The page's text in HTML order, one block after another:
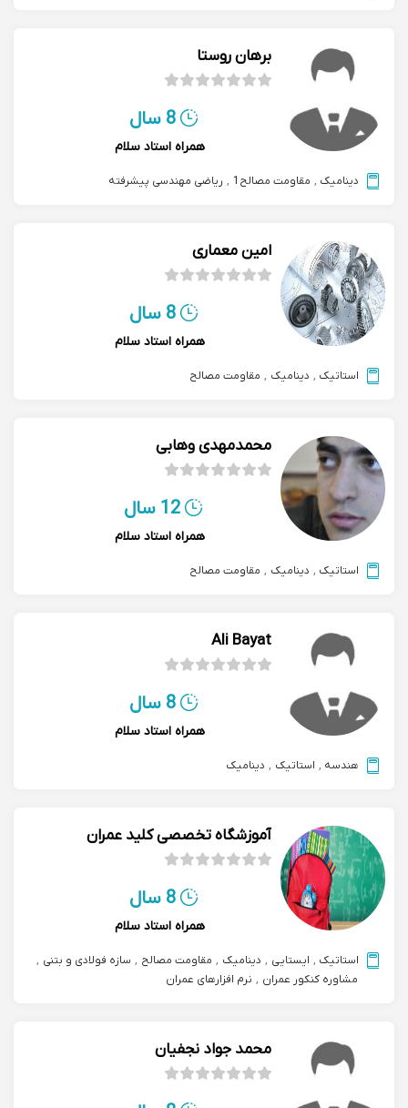
برهان روستا
8 سال
همراه استاد سلام
دینامیک , مقاومت مصالح1 , ریاضی مهندسی پیشرفته
امین معماری
8 سال
همراه استاد سلام
استاتیک , دینامیک , مقاومت مصالح
محمدمهدی وهابی
12 سال
همراه استاد سلام
استاتیک , دینامیک , مقاومت مصالح
Ali Bayat
8 سال
همراه استاد سلام
هندسه , استاتیک , دینامیک
آموزشگاه تخصصی کلید عمران
8 سال
همراه استاد سلام
استاتیک , ایستایی , دینامیک , مقاومت مصالح , سازه فولادی و بتنی ,
مشاوره کنکور عمران , نرم افزارهای عمران
محمد جواد نجفیان